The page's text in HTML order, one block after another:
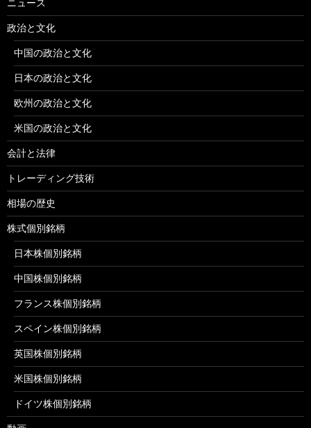
ニュース
政治と文化
中国の政治と文化
日本の政治と文化
欧州の政治と文化
米国の政治と文化
会計と法律
トレーディング技術
相場の歴史
株式個別銘柄
日本株個別銘柄
中国株個別銘柄
フランス株個別銘柄
スペイン株個別銘柄
英国株個別銘柄
米国株個別銘柄
ドイツ株個別銘柄